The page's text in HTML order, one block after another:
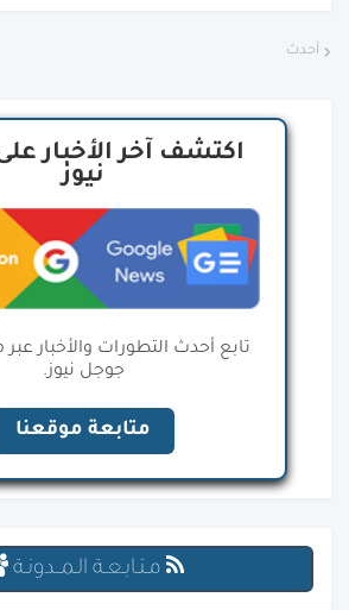
أحدث
اكتشف آخر الأخبار
نيوز
تابع أحدث التطورات والأخبار
جوجل نيوز.
متابعة موقعنا
مـتـابـعـة الـمــدونـة